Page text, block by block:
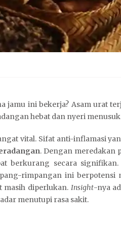
jamu ini bekerja? Asam urat
hebat dan nyeri
vital. Sifat anti-inflamasi
. Dengan meredakan
berkurang secara signifikan.
rimpangan ini berpotensi
masih diperlukan. Insight-nya
menutupi rasa sakit.